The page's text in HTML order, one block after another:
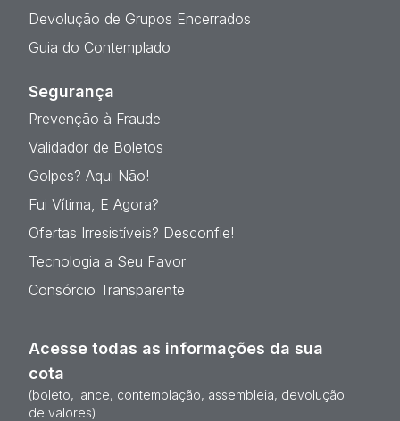
Devolução de Grupos Encerrados
Guia do Contemplado
Segurança
Prevenção à Fraude
Validador de Boletos
Golpes? Aqui Não!
Fui Vítima, E Agora?
Ofertas Irresistíveis? Desconfie!
Tecnologia a Seu Favor
Consórcio Transparente
Acesse todas as informações da sua
cota
(boleto, lance, contemplação, assembleia, devolução
de valores)